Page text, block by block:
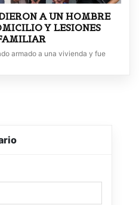
A UN HOMBRE
Y LESIONES
armado a una vivienda y fue